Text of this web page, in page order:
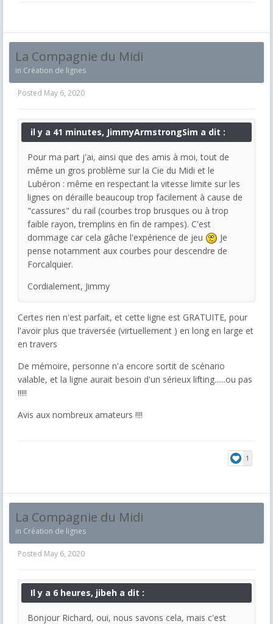
La Compagnie du Midi
in Création de lignes
Posted May 6, 2020
il y a 41 minutes, JimmyArmstrongSim a dit :
Pour ma part j'ai, ainsi que des amis à moi, tout de
même un gros problème sur la Cie du Midi et le
Lubéron : même en respectant la vitesse limite sur les
lignes on déraille beaucoup trop facilement à cause de
"cassures" du rail (courbes trop brusques ou à trop
faible rayon, tremplins en fin de rampes). C'est
dommage car cela gâche l'expérience de jeu
Je
pense notamment aux courbes pour descendre de
Forcalquier.
Cordialement, Jimmy
Certes rien n'est parfait, et cette ligne est GRATUITE, pour
l'avoir plus que traversée (virtuellement ) en long en large et
en travers
De mémoire, personne n'a encore sortit de scénario
valable, et la ligne aurait besoin d'un sérieux lifting......ou pas
!!!!!
Avis aux nombreux amateurs !!!!
1
La Compagnie du Midi
in Création de lignes
Posted May 6, 2020
Il y a 6 heures, jibeh a dit :
Bonjour Richard, oui, nous savons cela, mais c'est